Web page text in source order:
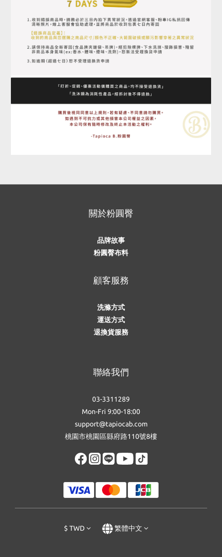
關於粉圓臀
品牌故事
粉圓臀布料
顧客服務
洗滌方式
運送方式
退換貨服務
聯絡我們
03-3311289
Mon-Fri 9:00-18:00
support@tapiocab.com
桃園市桃園區縣府路110號8樓
$ TWD 繁體中文